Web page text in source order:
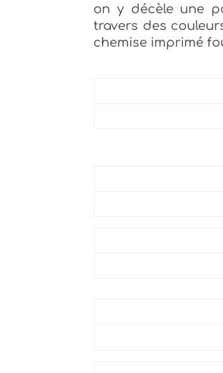
on y décèle une
travers des
chemise imprimé